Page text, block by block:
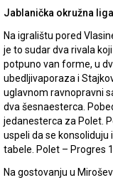
Jablanička okružna liga
Na igralištu pored
je to sudar dva rivala
potpuno van forme, u
ubedljivaporaza i
uglavnom ravnopravni
dva šesnaesterca.
jedanesterca za Polet.
uspeli da se konsoliduju
tabele. Polet – Progres 1
Na gostovanju u